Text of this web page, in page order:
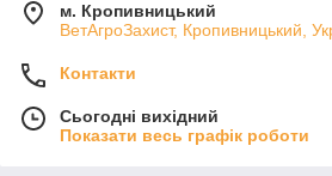
м. Кропивницький
ВетАгроЗахист, Кропивницький,
Контакти
Сьогодні вихідний
Показати весь графік роботи